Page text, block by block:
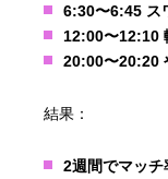
6:30〜6:45 ス
12:00〜12:10
20:00〜20:20
結果：
2週間でマッチ